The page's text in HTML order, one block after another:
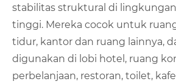
stabilitas struktural di
tinggi. Mereka cocok untuk
tidur, kantor dan ruang lainnya,
digunakan di lobi hotel, ruang
perbelanjaan, restoran, toilet,